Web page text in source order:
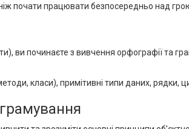
почати працювати безпосередньо над
ви починаєте з вивчення орфографії та
класи), примітивні типи даних, рядки,